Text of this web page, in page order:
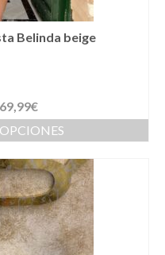
Belinda beige
69,99€